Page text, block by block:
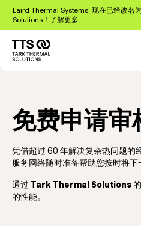
到
Laird Thermal Systems 现在已经改名
Solutions！ 了解更多
contact
免费申请审
凭借超过 60 年解决复杂热问题的
服务网络随时准备帮助您按时将下
通过 Tark Thermal Solutions
的性能。